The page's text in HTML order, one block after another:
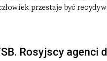
przestaje być
Rosyjscy agenci